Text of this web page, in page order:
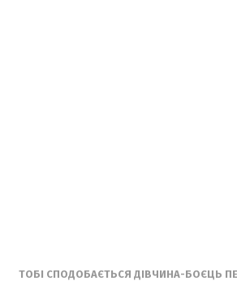
ТОБІ СПОДОБАЄТЬСЯ ДІВЧИНА-БОЄЦЬ